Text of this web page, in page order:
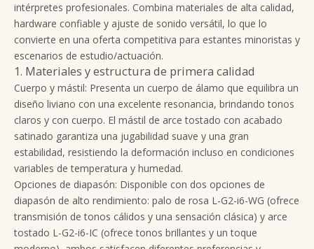
intérpretes profesionales. Combina materiales de alta calidad,
hardware confiable y ajuste de sonido versátil, lo que lo
convierte en una oferta competitiva para estantes minoristas y
escenarios de estudio/actuación.
1. Materiales y estructura de primera calidad
Cuerpo y mástil: Presenta un cuerpo de álamo que equilibra un
diseño liviano con una excelente resonancia, brindando tonos
claros y con cuerpo. El mástil de arce tostado con acabado
satinado garantiza una jugabilidad suave y una gran
estabilidad, resistiendo la deformación incluso en condiciones
variables de temperatura y humedad.
Opciones de diapasón: Disponible con dos opciones de
diapasón de alto rendimiento: palo de rosa L-G2-i6-WG (ofrece
transmisión de tonos cálidos y una sensación clásica) y arce
tostado L-G2-i6-IC (ofrece tonos brillantes y un toque